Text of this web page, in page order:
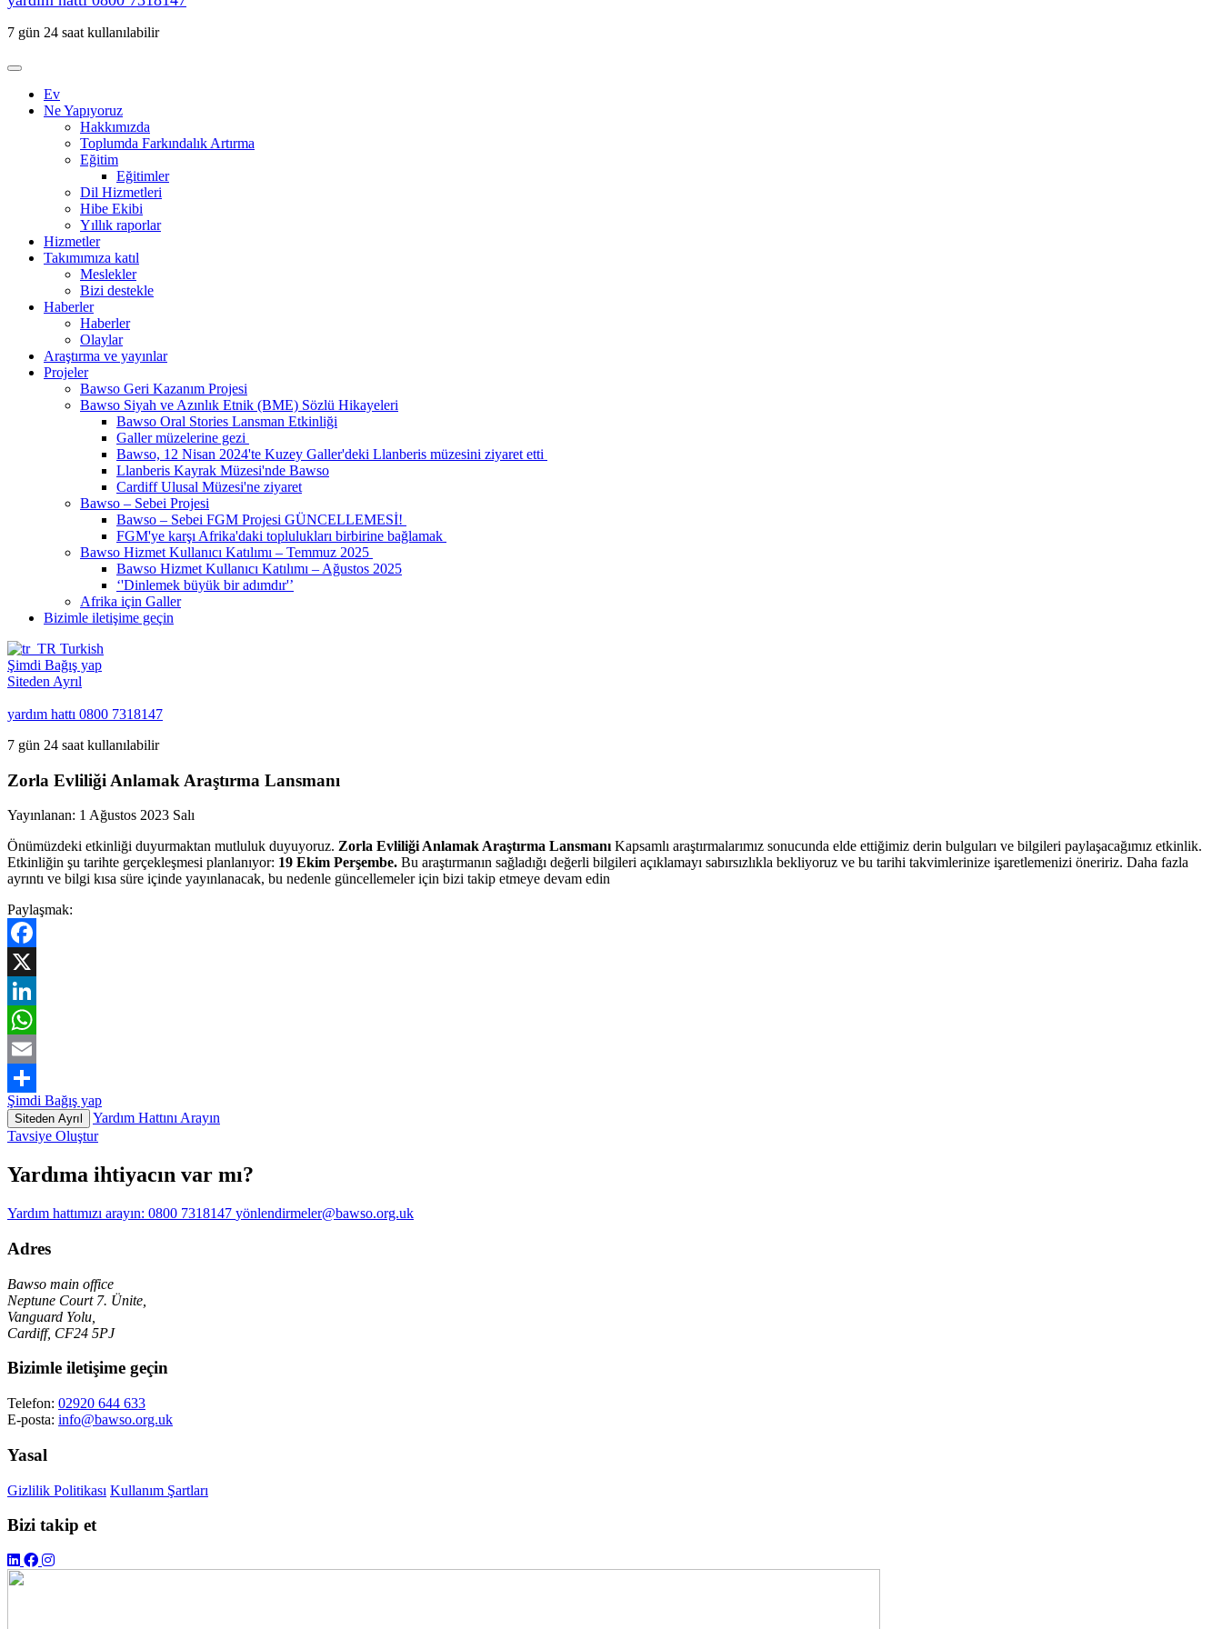
7 gün 24 saat kullanılabilir
Ev
Ne Yapıyoruz
Hakkımızda
Toplumda Farkındalık Artırma
Eğitim
Eğitimler
Dil Hizmetleri
Hibe Ekibi
Yıllık raporlar
Hizmetler
Takımımıza katıl
Meslekler
Bizi destekle
Haberler
Haberler
Olaylar
Araştırma ve yayınlar
Projeler
Bawso Geri Kazanım Projesi
Bawso Siyah ve Azınlık Etnik (BME) Sözlü Hikayeleri
Bawso Oral Stories Lansman Etkinliği
Galler müzelerine gezi
Bawso, 12 Nisan 2024'te Kuzey Galler'deki Llanberis müzesini ziyaret etti
Llanberis Kayrak Müzesi'nde Bawso
Cardiff Ulusal Müzesi'ne ziyaret
Bawso – Sebei Projesi
Bawso – Sebei FGM Projesi GÜNCELLEMESİ!
FGM'ye karşı Afrika'daki toplulukları birbirine bağlamak
Bawso Hizmet Kullanıcı Katılımı – Temmuz 2025
Bawso Hizmet Kullanıcı Katılımı – Ağustos 2025
‘'Dinlemek büyük bir adımdır'’
Afrika için Galler
Bizimle iletişime geçin
Turkish
Şimdi Bağış yap
Siteden Ayrıl
yardım hattı 0800 7318147
7 gün 24 saat kullanılabilir
Zorla Evliliği Anlamak Araştırma Lansmanı
Yayınlanan: 1 Ağustos 2023 Salı
Önümüzdeki etkinliği duyurmaktan mutluluk duyuyoruz. Zorla Evliliği Anlamak Araştırma LansmanıKapsamlı araştırmalarımız sonucunda elde ettiğimiz derin bulguları ve bilgileri paylaşacağımız etkinlik.
Etkinliğin şu tarihte gerçekleşmesi planlanıyor: 19 Ekim Perşembe. Bu araştırmanın sağladığı değerli bilgileri açıklamayı sabırsızlıkla bekliyoruz ve bu tarihi takvimlerinize işaretlemenizi öneririz. Daha fazla
ayrıntı ve bilgi kısa süre içinde yayınlanacak, bu nedenle güncellemeler için bizi takip etmeye devam edin
Paylaşmak:
Facebook
X
LinkedIn
WhatsApp
Email
Share
Şimdi Bağış yap
Siteden Ayrıl
Yardım Hattını Arayın
Tavsiye Oluştur
Yardıma ihtiyacın var mı?
Yardım hattımızı arayın: 0800 7318147 yönlendirmeler@bawso.org.uk
Adres
Bawso main office
Neptune Court 7. Ünite,
Vanguard Yolu,
Cardiff, CF24 5PJ
Bizimle iletişime geçin
Telefon: 02920 644 633
E-posta: info@bawso.org.uk
Yasal
Gizlilik Politikası Kullanım Şartları
Bizi takip et